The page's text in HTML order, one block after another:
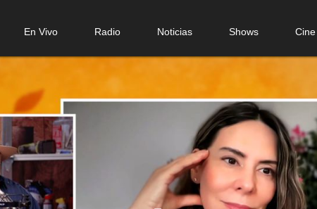
En Vivo Radio Noticias Shows Cine